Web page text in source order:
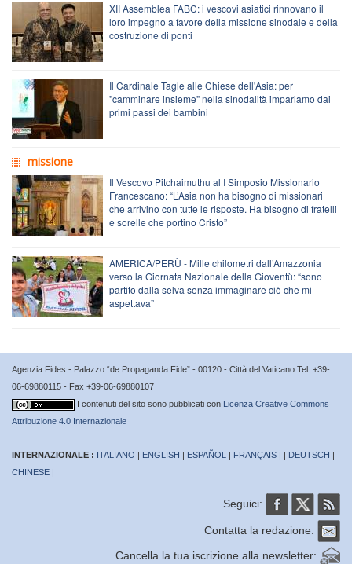
XII Assemblea FABC: i vescovi asiatici rinnovano il
loro impegno a favore della missione sinodale e della
costruzione di ponti
Il Cardinale Tagle alle Chiese dell'Asia: per
"camminare insieme" nella sinodalità impariamo dai
primi passi dei bambini
missione
Il Vescovo Pitchaimuthu al I Simposio Missionario
Francescano: “L’Asia non ha bisogno di missionari
che arrivino con tutte le risposte. Ha bisogno di fratelli
e sorelle che portino Cristo”
AMERICA/PERÙ - Mille chilometri dall’Amazzonia
verso la Giornata Nazionale della Gioventù: “sono
partito dalla selva senza immaginare ciò che mi
aspettava”
Agenzia Fides - Palazzo “de Propaganda Fide” - 00120 - Città del Vaticano Tel. +39-
06-69880115 - Fax +39-06-69880107
I contenuti del sito sono pubblicati con Licenza Creative Commons
Attribuzione 4.0 Internazionale
INTERNAZIONALE : ITALIANO | ENGLISH | ESPAÑOL | FRANÇAIS | | DEUTSCH |
CHINESE |
Seguici:
Contatta la redazione:
Cancella la tua iscrizione alla newsletter: